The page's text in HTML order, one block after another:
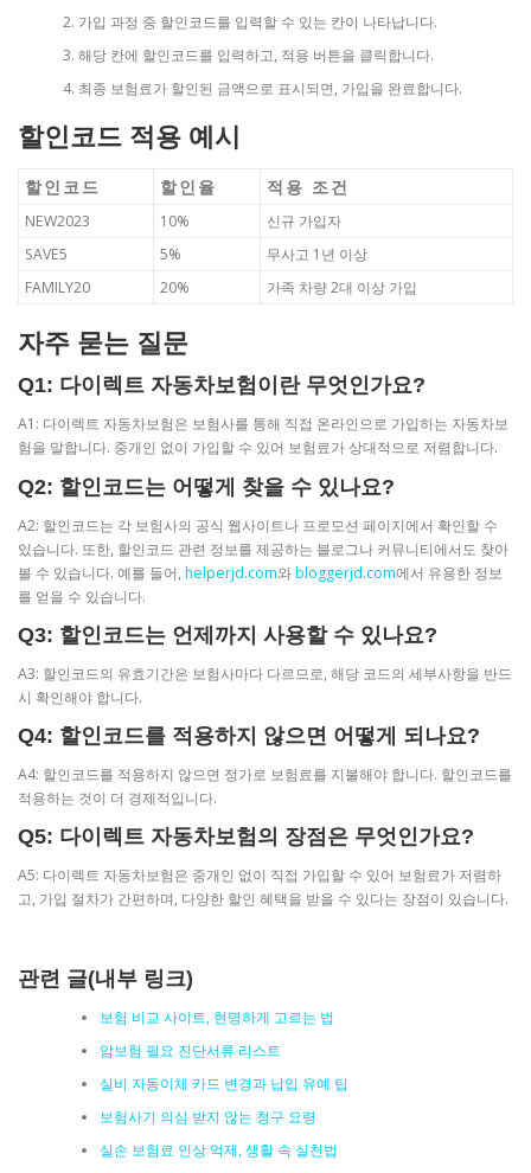
가입 과정 중 할인코드를 입력할 수 있는 칸이 나타납니다.
해당 칸에 할인코드를 입력하고, 적용 버튼을 클릭합니다.
최종 보험료가 할인된 금액으로 표시되면, 가입을 완료합니다.
할인코드 적용 예시
할인코드 할인율 적용 조건
NEW2023 10%
신규 가입자
SAVE5
5%
무사고 1년 이상
FAMILY20
20% 가족 차량 2대 이상 가입
자주 묻는 질문
Q1: 다이렉트 자동차보험이란 무엇인가요?
A1: 다이렉트 자동차보험은 보험사를 통해 직접 온라인으로 가입하는 자동차보
험을 말합니다. 중개인 없이 가입할 수 있어 보험료가 상대적으로 저렴합니다.
Q2: 할인코드는 어떻게 찾을 수 있나요?
A2: 할인코드는 각 보험사의 공식 웹사이트나 프로모션 페이지에서 확인할 수
있습니다. 또한, 할인코드 관련 정보를 제공하는 블로그나 커뮤니티에서도 찾아
볼 수 있습니다. 예를 들어, helperjd.com와bloggerjd.com에서 유용한 정보
를 얻을 수 있습니다.
Q3: 할인코드는 언제까지 사용할 수 있나요?
A3: 할인코드의 유효기간은 보험사마다 다르므로, 해당 코드의 세부사항을 반드
시 확인해야 합니다.
Q4: 할인코드를 적용하지 않으면 어떻게 되나요?
A4: 할인코드를 적용하지 않으면 정가로 보험료를 지불해야 합니다. 할인코드를
적용하는 것이 더 경제적입니다.
Q5: 다이렉트 자동차보험의 장점은 무엇인가요?
A5: 다이렉트 자동차보험은 중개인 없이 직접 가입할 수 있어 보험료가 저렴하
고, 가입 절차가 간편하며, 다양한 할인 혜택을 받을 수 있다는 장점이 있습니다.
관련 글(내부 링크)
보험 비교 사이트, 현명하게 고르는 법
암보험 필요 진단서류 리스트
실비 자동이체 카드 변경과 납입 유예 팁
보험사기 의심 받지 않는 청구 요령
실손 보험료 인상 억제, 생활 속 실천법